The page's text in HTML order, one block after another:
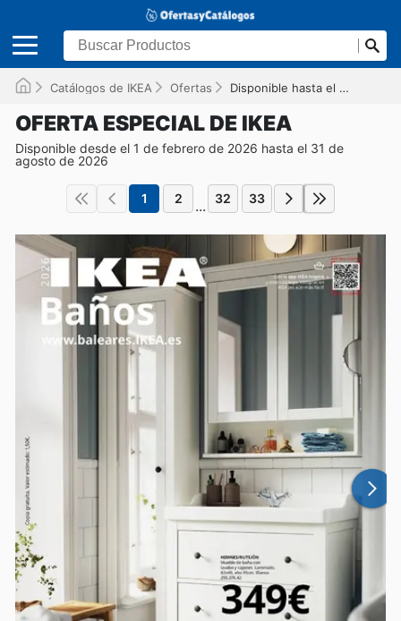
Catálogos de IKEA Ofertas Disponible hasta el 31/08/2026
OFERTA ESPECIAL DE IKEA
Disponible desde el 1 de febrero de 2026 hasta el 31 de
agosto de 2026
1 2 ... 32 33